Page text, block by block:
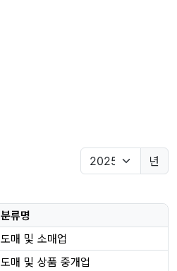
년
분류명
도매 및 소매업
도매 및 상품 중개업